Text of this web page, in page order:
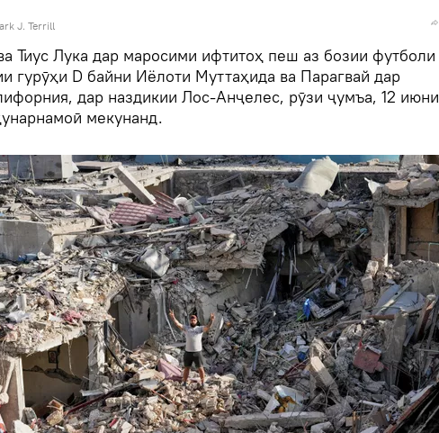
J. Terrill
Тиус Лука дар маросими ифтитоҳ пеш аз бозии футболи
гурӯҳи D байни Иёлоти Муттаҳида ва Парагвай дар
дар наздикии Лос-Анҷелес, рӯзи ҷумъа, 12 июни
мекунанд.